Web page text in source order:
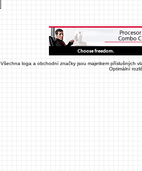
Všechna loga a obchodní značky jsou majetkem příslušných
Optimální